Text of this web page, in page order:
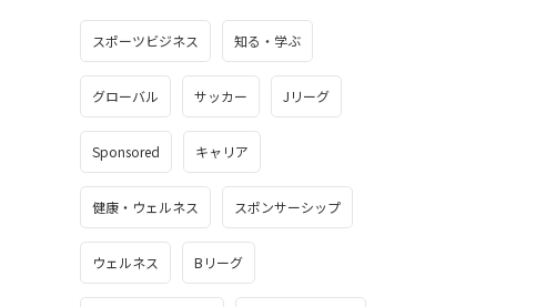
スポーツビジネス 知る・学ぶ
グローバル サッカー Jリーグ
Sponsored キャリア
健康・ウェルネス スポンサーシップ
ウェルネス Bリーグ